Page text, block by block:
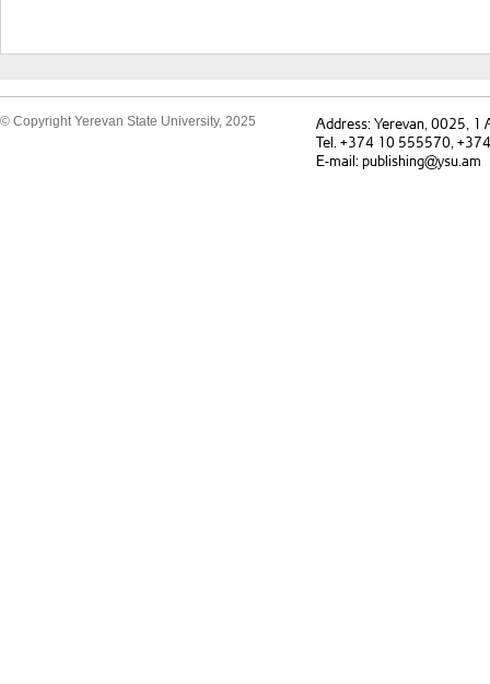
© Copyright Yerevan State University, 2025
Address: Yerevan, 0025, 1
Tel. +374 10 555570,
E-mail: publishing@ysu.am